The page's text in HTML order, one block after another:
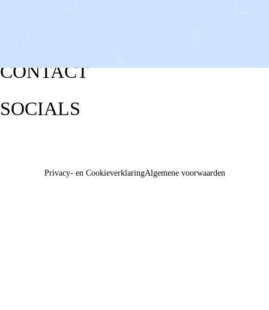
CONTACT
SOCIALS
Privacy- en CookieverklaringAlgemene voorwaarden